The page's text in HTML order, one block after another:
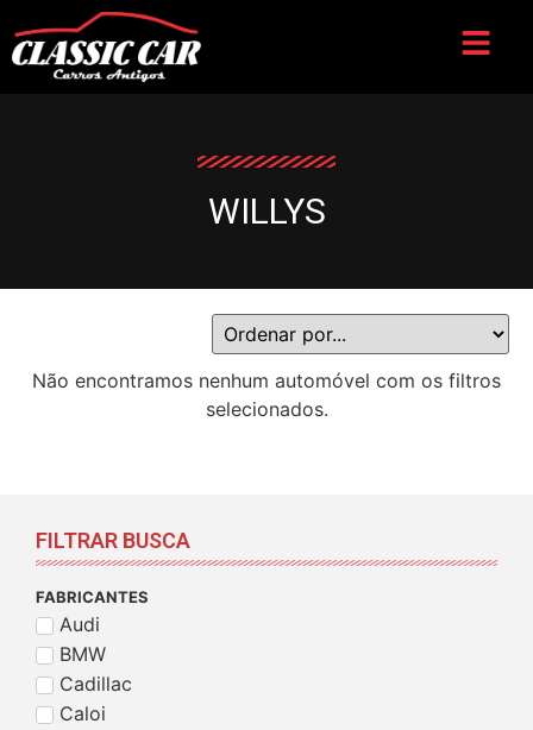
WILLYS
FILTRAR BUSCA
FABRICANTES
Audi
BMW
Cadillac
Caloi
Não encontramos nenhum automóvel com os filtros
selecionados.